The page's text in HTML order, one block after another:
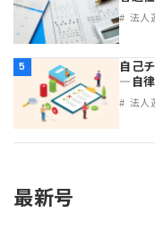
法人
5
自己
―自
法人
最新号